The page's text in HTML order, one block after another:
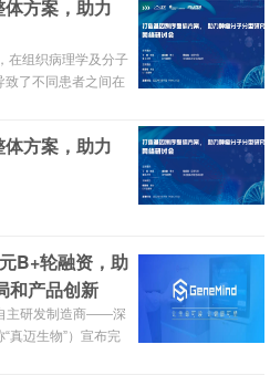
疗敏感性的相关
子分型提供了强有
基础。这将有利于实
方案，助力
在组织病理学及分子
了不同患者之间在
后等方面差异巨
疗敏感性的相关
子分型提供了强有
方案，助力
B+轮融资，助
和产品创新
主研发制造商——深
真迈生物”）宣布完
科创板上市企业圣